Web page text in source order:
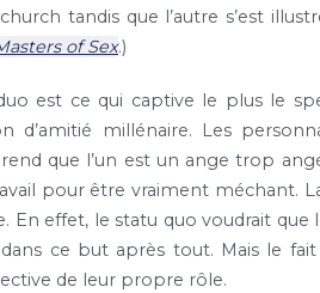
tandis que l’autre s’est
of Sex.)
est ce qui captive le plus le
d’amitié millénaire. Les
que l’un est un ange trop
pour être vraiment méchant.
En effet, le statu quo voudrait
ce but après tout. Mais le
de leur propre rôle.